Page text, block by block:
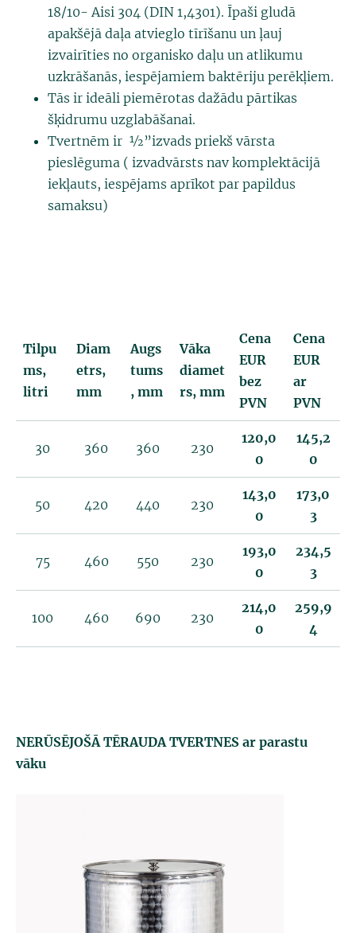
18/10- Aisi 304 (DIN 1,4301). Īpaši gludā
apakšējā daļa atvieglo tīrīšanu un ļauj
izvairīties no organisko daļu un atlikumu
uzkrāšanās, iespējamiem baktēriju perēkļiem.
Tās ir ideāli piemērotas dažādu pārtikas
šķidrumu uzglabāšanai.
Tvertnēm ir ½”izvads priekš vārsta
pieslēguma ( izvadvārsts nav komplektācijā
iekļauts, iespējams aprīkot par papildus
samaksu)
Tilpu
ms,
litri
Diam
etrs,
mm
Augs
tums
, mm
Vāka
diamet
rs, mm
Cena
EUR
bez
PVN
Cena
EUR
ar
PVN
30 360 360 230
120,0
0
145,2
0
50 420 440 230
143,0
0
173,0
3
75 460 550 230
193,0
0
234,5
3
100 460 690 230
214,0
0
259,9
4
NERŪSĒJOŠĀ TĒRAUDA TVERTNES ar parastu
vāku